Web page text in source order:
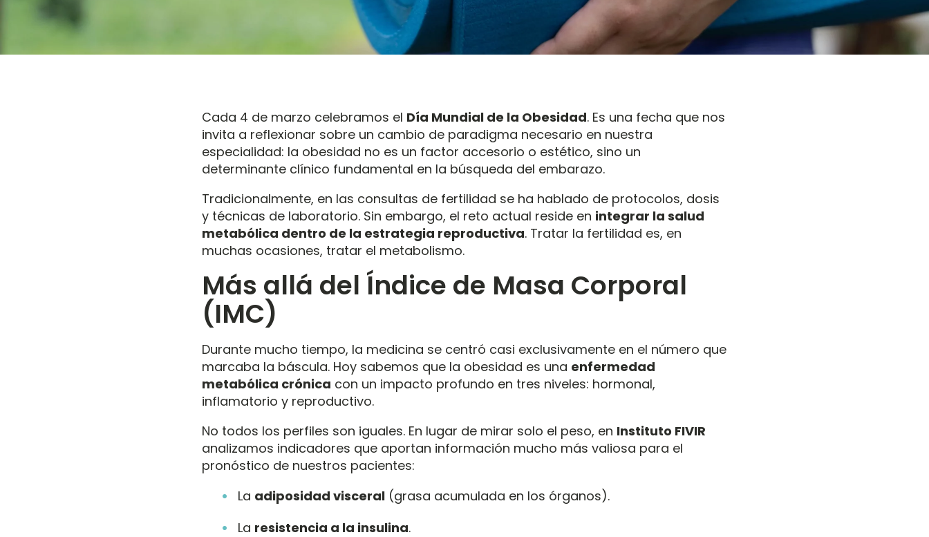
Cada 4 de marzo celebramos el Día Mundial de la Obesidad. Es una fecha que nos
invita a reflexionar sobre un cambio de paradigma necesario en nuestra
especialidad: la obesidad no es un factor accesorio o estético, sino un
determinante clínico fundamental en la búsqueda del embarazo.
Tradicionalmente, en las consultas de fertilidad se ha hablado de protocolos, dosis
y técnicas de laboratorio. Sin embargo, el reto actual reside en integrar la salud
metabólica dentro de la estrategia reproductiva. Tratar la fertilidad es, en
muchas ocasiones, tratar el metabolismo.
Más allá del Índice de Masa Corporal
(IMC)
Durante mucho tiempo, la medicina se centró casi exclusivamente en el número que
marcaba la báscula. Hoy sabemos que la obesidad es una enfermedad
metabólica crónica con un impacto profundo en tres niveles: hormonal,
inflamatorio y reproductivo.
No todos los perfiles son iguales. En lugar de mirar solo el peso, en Instituto FIVIR
analizamos indicadores que aportan información mucho más valiosa para el
pronóstico de nuestros pacientes:
La adiposidad visceral (grasa acumulada en los órganos).
La resistencia a la insulina.